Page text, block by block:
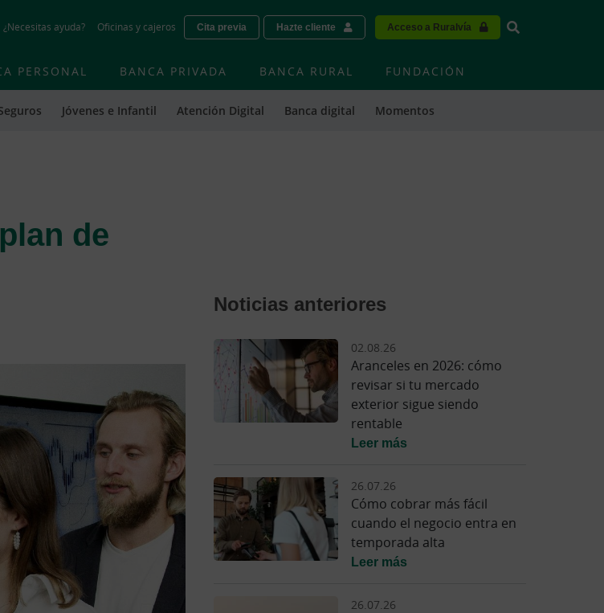
to
contentt
¿Necesitas ayuda? Oficinas y cajeros Cita previa Hazte cliente Acceso a Ruralvía Vinculo -
Jóvenes e Infantil Atención Digital Banca digital Momentos
PERSONAL BANCA PRIVADA BANCA RURAL FUNDACIÓN
de
Noticias anteriores
02.08.26
Aranceles en 2026: cómo
revisar si tu mercado
exterior sigue siendo
rentable
Leer más
26.07.26
Cómo cobrar más fácil
cuando el negocio entra en
temporada alta
Leer más
26.07.26